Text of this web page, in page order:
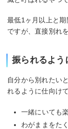
最低1ヶ月以上と
ですが、直接別れ
振られるよう
自分から別れたい
れるように仕向け
一緒にいても
わがままをた